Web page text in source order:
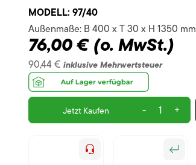
MODELL: 97/40
Außenmaße: B 400 x T 30 x H 1350 mm
76,00 € (o. MwSt.)
90,44 € inklusive Mehrwertsteuer
Jetzt Kaufen - +